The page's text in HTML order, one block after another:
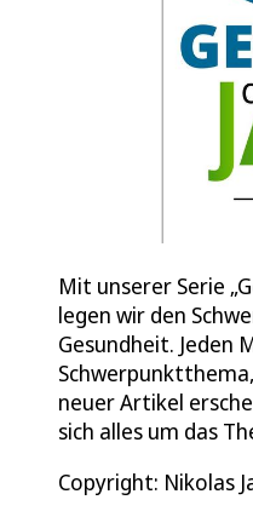
Mit unserer Serie
legen wir den
Gesundheit. Jeden
neuer Artikel
sich alles um das
Copyright: Nikolas